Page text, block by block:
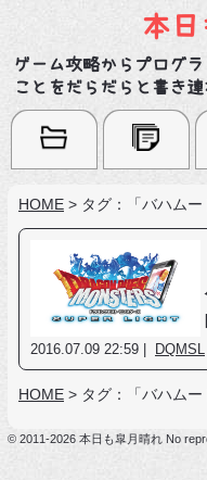
本日
ゲーム攻略からプログ
ことをだらだらと書き連
HOME > タグ：「バハム
2016.07.09 22:59 | DQMSL
HOME > タグ：「バハム
© 2011-2026 本日も皐月晴れ No